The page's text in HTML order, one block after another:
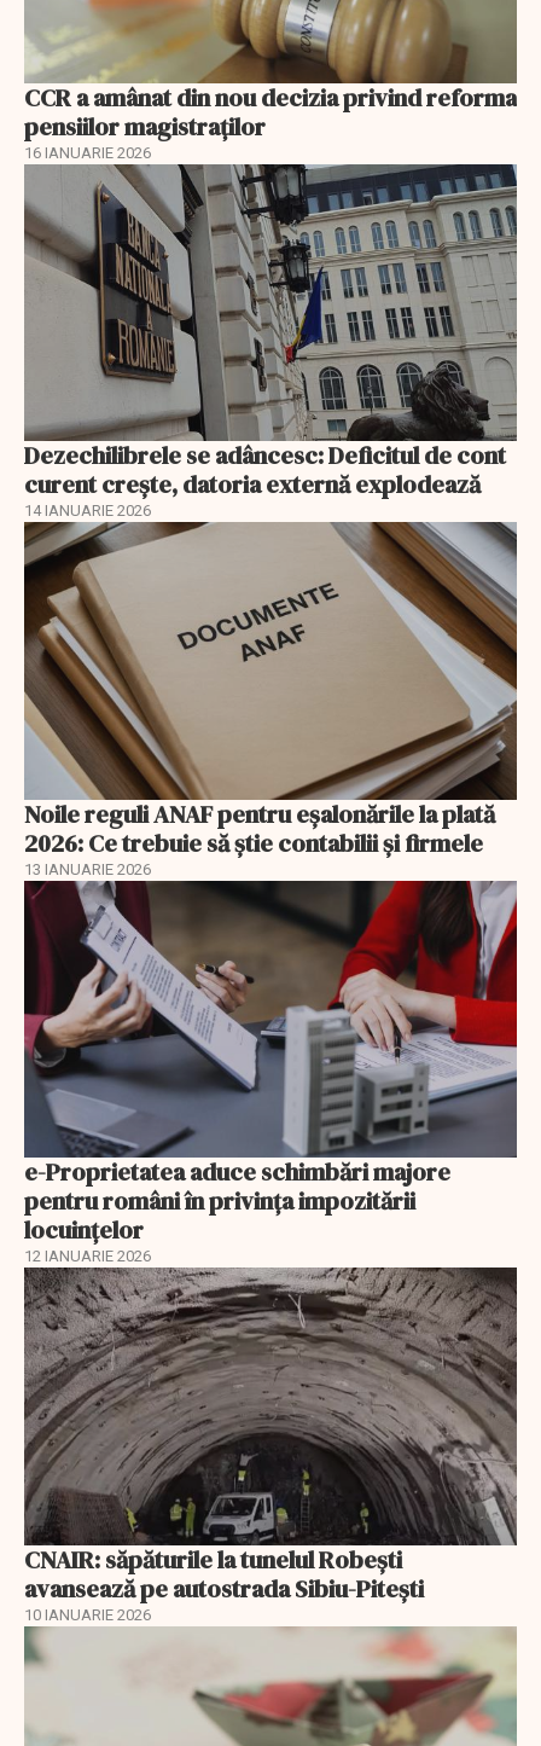
CCR a amânat din nou decizia privind reforma
pensiilor magistraţilor
16 IANUARIE 2026
Dezechilibrele se adâncesc: Deficitul de cont
curent crește, datoria externă explodează
14 IANUARIE 2026
Noile reguli ANAF pentru eşalonările la plată
2026: Ce trebuie să știe contabilii și firmele
13 IANUARIE 2026
e-Proprietatea aduce schimbări majore
pentru români în privinţa impozitării
locuințelor
12 IANUARIE 2026
CNAIR: săpăturile la tunelul Robești
avansează pe autostrada Sibiu-Pitești
10 IANUARIE 2026